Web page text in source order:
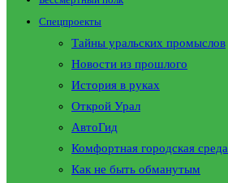
Спецпроекты
Тайны уральских промыслов
Новости из прошлого
История в руках
Открой Урал
АвтоГид
Комфортная городская среда
Как не быть обманутым